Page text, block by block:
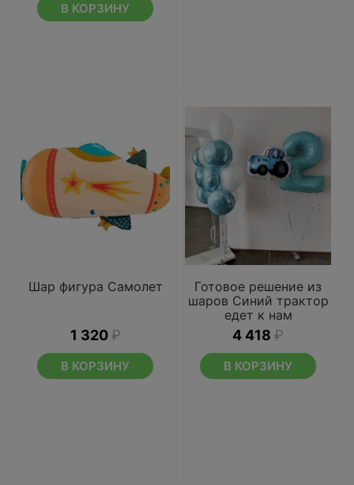
В КОРЗИНУ
Шар фигура Самолет
1 320 ₽
В КОРЗИНУ
Готовое решение из
шаров Синий трактор
едет к нам
4 418 ₽
В КОРЗИНУ